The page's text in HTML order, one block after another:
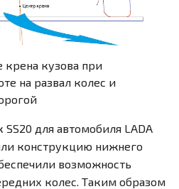
крена кузова при
на развал колес и
для автомобиля LADA
конструкцию нижнего
возможность
колес. Таким образом